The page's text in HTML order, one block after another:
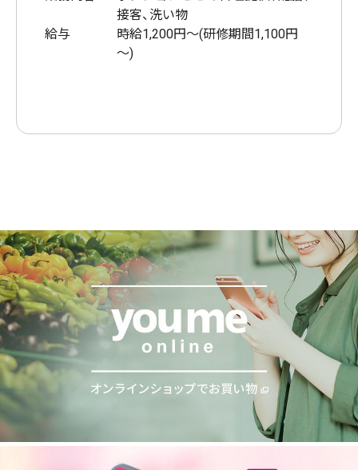
接客、洗い物
給与
時給1,200円～(研修期間1,100円
～)